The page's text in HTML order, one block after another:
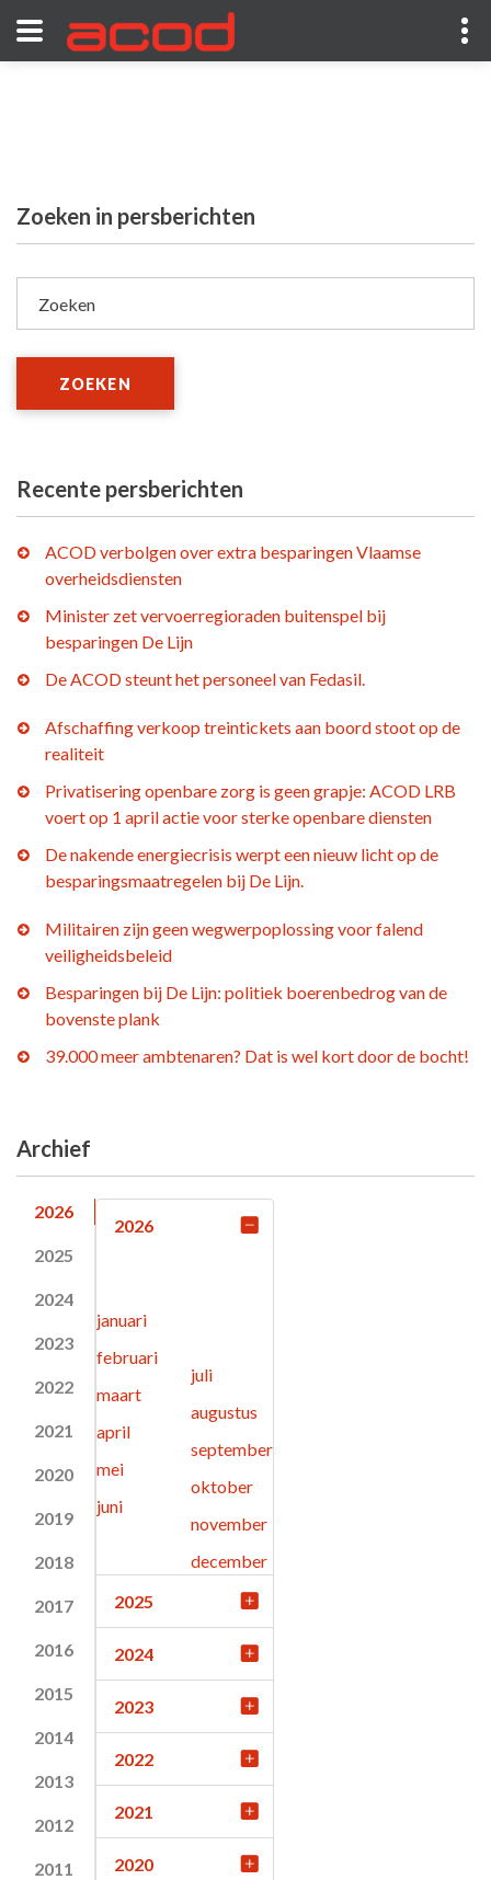
Zoeken in persberichten
Zoeken
ZOEKEN
Recente persberichten
ACOD verbolgen over extra besparingen Vlaamse
overheidsdiensten
Minister zet vervoerregioraden buitenspel bij
besparingen De Lijn
De ACOD steunt het personeel van Fedasil.
Afschaffing verkoop treintickets aan boord stoot op de
realiteit
Privatisering openbare zorg is geen grapje: ACOD LRB
voert op 1 april actie voor sterke openbare diensten
De nakende energiecrisis werpt een nieuw licht op de
besparingsmaatregelen bij De Lijn.
Militairen zijn geen wegwerpoplossing voor falend
veiligheidsbeleid
Besparingen bij De Lijn: politiek boerenbedrog van de
bovenste plank
39.000 meer ambtenaren? Dat is wel kort door de bocht!
Archief
2026
2025
2024
2023
2022
2021
2020
2019
2018
2017
2016
2015
2014
2013
2012
2011
2026
januari
februari
maart
april
mei
juni
juli
augustus
september
oktober
november
december
2025
2024
2023
2022
2021
2020